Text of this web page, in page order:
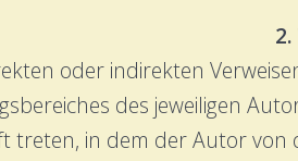
oder indirekten
des jeweiligen
treten, in dem der Autor